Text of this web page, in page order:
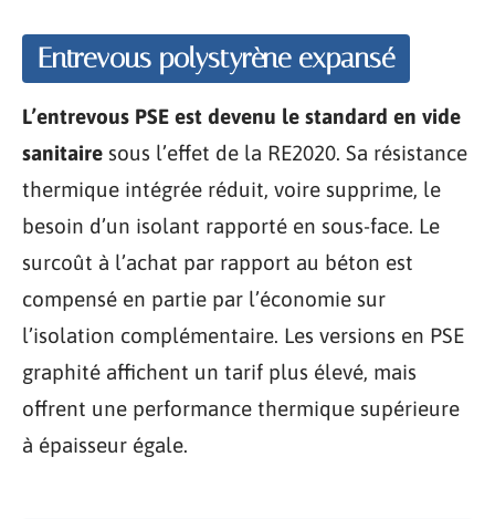
Entrevous polystyrène expansé
L’entrevous PSE est devenu le standard en vide
sanitaire sous l’effet de la RE2020. Sa résistance
thermique intégrée réduit, voire supprime, le
besoin d’un isolant rapporté en sous-face. Le
surcoût à l’achat par rapport au béton est
compensé en partie par l’économie sur
l’isolation complémentaire. Les versions en PSE
graphité affichent un tarif plus élevé, mais
offrent une performance thermique supérieure
à épaisseur égale.